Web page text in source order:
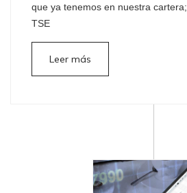
que ya tenemos en nuestra cartera;
TSE
Leer más